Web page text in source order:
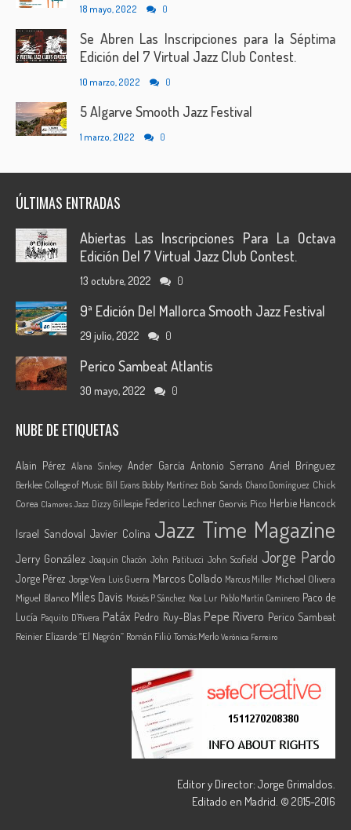
18 mayo, 2022 0
Se Abren Las Inscripciones para la Séptima
Edición del 7 Virtual Jazz Club Contest.
10 marzo, 2022 0
5 Algarve Smooth Jazz Festival
1 marzo, 2022 0
ÚLTIMAS ENTRADAS
Abiertas Las Inscripciones Para La Octava
Edición Del 7 Virtual Jazz Club Contest.
13 octubre, 2022 0
9ª Edición Del Mallorca Smooth Jazz Festival
29 julio, 2022 0
Perico Sambeat Atlantis
30 mayo, 2022 0
NUBE DE ETIQUETAS
Alain Pérez Alana Sinkey Ander García Antonio Serrano Ariel Brínguez
Berklee College of Music Bill Evans Bobby Martínez Bob Sands Chano Domínguez Chick
Corea Clamores Jazz Dizzy Gillespie Federico Lechner Georvis Pico Herbie Hancock
Israel Sandoval Javier Colina Jazz Time Magazine
Jerry González Joaquin Chacón John Patitucci John Scofield Jorge Pardo
Jorge Pérez Jorge Vera Luis Guerra Marcos Collado Marcus Miller Michael Olivera
Miguel Blanco Miles Davis Moisés P. Sánchez Noa Lur Pablo Martín Caminero Paco de
Lucía Paquito D'Rivera Patáx Pedro Ruy-Blas Pepe Rivero Perico Sambeat
Reinier Elizarde “El Negrón” Román Filiú Tomás Merlo Verónica Ferreiro
Editor y Director: Jorge Grimaldos.
Editado en Madrid. © 2015-2016